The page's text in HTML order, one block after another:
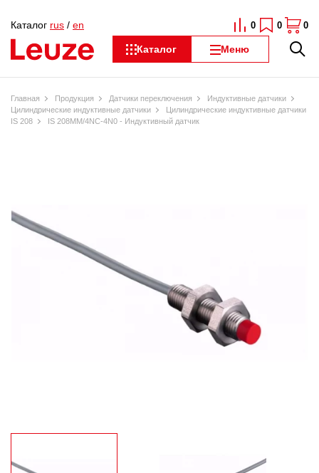
Каталог Меню
Каталог rus / en 0 0 0
Главная Продукция Датчики переключения
Индуктивные датчики
Цилиндрические индуктивные датчики
Цилиндрические индуктивные датчики
IS 208
IS 208MM/4NC-4N0 - Индуктивный датчик